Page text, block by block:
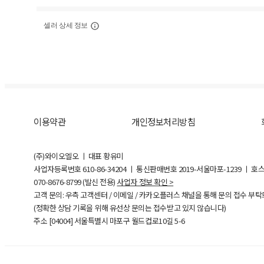
셀러 상세 정보
이용약관 개인정보처리방침
(주)와이오엘오 ㅣ 대표 황유미
사업자등록번호610-86-34204ㅣ 통신판매번호 2019-서울마포-1239 ㅣ 호
070-8676-8799 (발신 전용) 사업자 정보 확인 >
고객 문의: 우측 고객센터 / 이메일 / 카카오플러스 채널을 통해 문의 접수 부
(정확한 상담 기록을 위해 유선상 문의는 접수받고 있지 않습니다)
주소 [04004] 서울특별시 마포구 월드컵로10길5-6